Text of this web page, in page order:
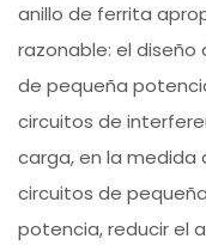
anillo de ferrita
razonable: el diseño
de pequeña
circuitos de
carga, en la medida
circuitos de
potencia, reducir el